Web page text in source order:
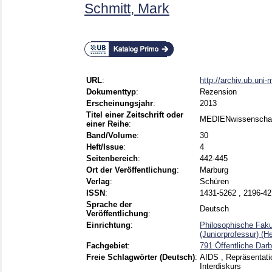
Schmitt, Mark
URL:
http://archiv.ub.uni-
Dokumenttyp:
Rezension
Erscheinungsjahr:
2013
Titel einer Zeitschrift oder
einer Reihe:
Band/Volume:
30
Heft/Issue:
4
Seitenbereich:
442-445
Ort der Veröffentlichung:
Marburg
Verlag:
Schüren
ISSN :
1431-5262 , 2196-
Sprache der
Veröffentlichung:
Deutsch
Einrichtung:
Philosophische
(Juniorprofessur)
Fachgebiet:
791 Öffentliche
Freie Schlagwörter (Deutsch): AIDS ,
Interdiskurs